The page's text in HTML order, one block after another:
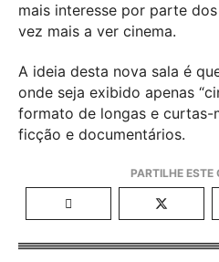
mais interesse por parte
vez mais a ver cinema.
A ideia desta nova sala é
onde seja exibido apenas
formato de longas e curtas-
ficção e documentários.